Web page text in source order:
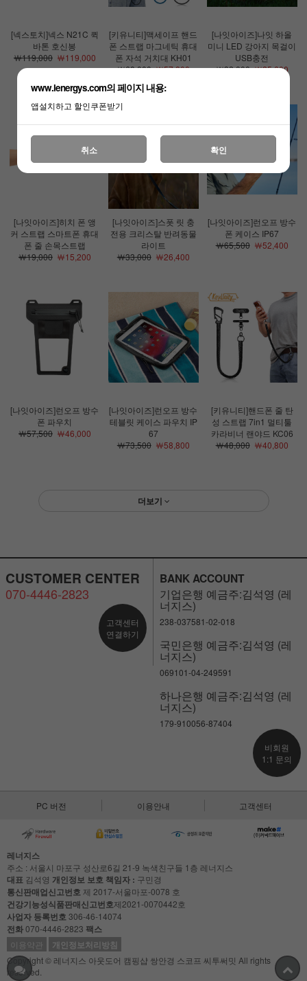
[넥스토치]넥스 N21C 퀵
바톤 호신봉
￦119,000￦119,000
[키유니티]맥세이프 핸드
폰 스트랩 마그네틱 휴대
폰 자석 거치대 KH01
￦68,000￦57,800
[나잇아이즈]나잇 하올
미니 LED 강아지 목걸이
USB충전
￦32,000￦25,600
[나잇아이즈]히치 폰 앵
커 스트랩 스마트폰 휴대
폰 줄 손목스트랩
￦19,000￦15,200
[나잇아이즈]스폿 릿 충
전용 크리스탈 반려동물
라이트
￦33,000￦26,400
[나잇아이즈]런오프 방수
폰 케이스 IP67
￦65,500￦52,400
[나잇아이즈]런오프 방수
폰 파우치
￦57,500￦46,000
[나잇아이즈]런오프 방수
테블릿 케이스 파우치 IP
67
￦73,500￦58,800
[키유니티]핸드폰 줄 탄
성 스트랩 7in1 멀티툴
카라비너 랜야드 KC06
￦48,000￦40,800
더보기
CUSTOMER CENTER
070-4446-2823
고객센터
연결하기
BANK ACCOUNT
기업은행 예금주:김석영 (레
너지스)
238-037581-02-018
국민은행 예금주:김석영 (레
너지스)
069101-04-249591
하나은행 예금주:김석영 (레
너지스)
179-910056-87404
비회원
1:1 문의
PC 버전 이용안내 고객센터
레너지스
주소 : 서울시 마포구 성산로6길 21-9 녹색친구들 1층 레너지스
대표 김석영 개인정보 보호 책임자 : 구민경
통신판매업신고번호제 2017-서울마포-0078 호
건강기능성식품판매신고번호제2021-0070442호
사업자 등록번호306-46-14074
전화070-4446-2823 팩스
이용약관 개인정보처리방침
Copyright © 레너지스 아웃도어 캠핑샵 쌍안경 스코프 씨투써밋 All rights
reserved.
www.lenergys.com의 페이지 내용:
앱설치하고 할인쿠폰받기
취소 확인